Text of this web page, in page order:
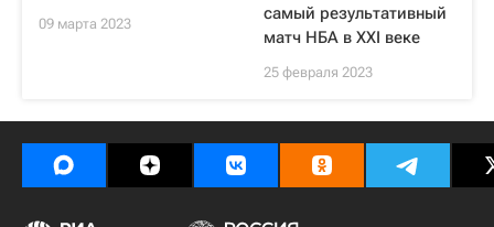
09 марта 2023
самый результативный
матч НБА в XXI веке
25 февраля 2023